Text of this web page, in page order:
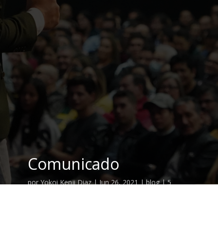
Comunicado
porYokoi Kenji Diaz|Jun 26, 2021|blog|5